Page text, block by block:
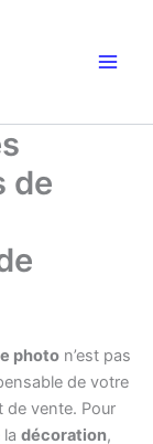
de
photo n’est pas
de votre
de vente. Pour
décoration,